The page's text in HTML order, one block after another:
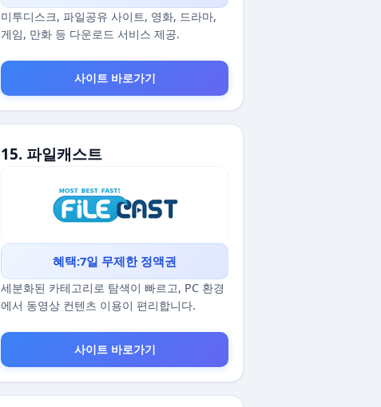
미투디스크, 파일공유 사이트, 영화, 드라마,
게임, 만화 등 다운로드 서비스 제공.
사이트 바로가기
15. 파일캐스트
혜택:7일 무제한 정액권
세분화된 카테고리로 탐색이 빠르고, PC 환경
에서 동영상 컨텐츠 이용이 편리합니다.
사이트 바로가기